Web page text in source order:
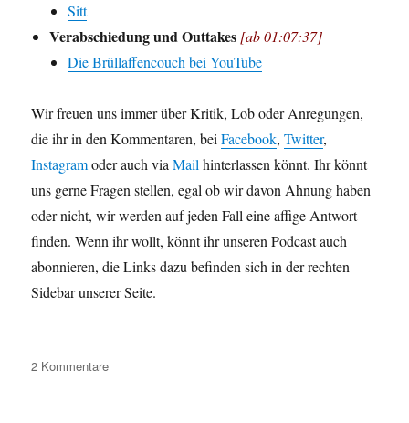
Sitt
Verabschiedung und Outtakes [ab 01:07:37]
Die Brüllaffencouch bei YouTube
Wir freuen uns immer über Kritik, Lob oder Anregungen,
die ihr in den Kommentaren, beiFacebook,Twitter,
Instagramoder auch viaMail hinterlassen könnt. Ihr könnt
uns gerne Fragen stellen, egal ob wir davon Ahnung haben
oder nicht, wir werden auf jeden Fall eine affige Antwort
finden. Wenn ihr wollt, könnt ihr unseren Podcast auch
abonnieren, die Links dazu befinden sich in der rechten
Sidebar unserer Seite.
2 Kommentarezu